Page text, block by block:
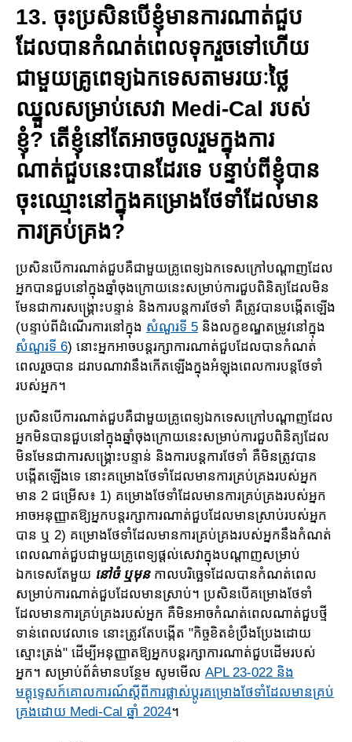
13. ចុះប្រសិនបើខ្ញុំមានការណាត់ជួប
ដែលបានកំណត់ពេលទុក​រួច​ទៅ​ហើយ​
ជាមួយគ្រូពេទ្យឯកទេសតាមរយៈថ្លៃ
ឈ្នួលសម្រាប់សេវា Medi-Cal របស់
ខ្ញុំ? តើខ្ញុំនៅតែអាចចូលរួមក្នុងការ
ណាត់ជួបនេះបានដែរទេ បន្ទាប់​​ពី​ខ្ញុំ​បាន
ចុះឈ្មោះនៅក្នុងគម្រោង​ថែទាំដែលមាន
ការ​គ្រប់គ្រង?
ប្រសិនបើការណាត់ជួបគឺ​ជាមួយគ្រូពេទ្យឯកទេសក្រៅបណ្តាញដែល
អ្នកបានជួបនៅក្នុង​ឆ្នាំចុង​ក្រោយ​នេះ​សម្រាប់ការជួបពិនិត្យ​ដែល​មិន​
មែន​ជាការសង្គ្រោះបន្ទាន់ និងការបន្ត​ការថែទាំ គឺ​ត្រូវបានបង្កើតឡើង
(បន្ទាប់​ពីដំណើរការនៅក្នុង សំណួរទី​ 5 និងលក្ខខណ្ឌតម្រូវនៅក្នុង
សំណួរទី​ 6) នោះ​អ្នកអាចបន្តរក្សា​ការ​ណាត់​ជួបដែលបានកំណត់
ពេលរួចបាន ដរាបណា​វានឹងកើត​ឡើង​ក្នុងអំឡុងពេលការបន្តថែទាំ
របស់អ្នក។
ប្រសិនបើការណាត់ជួបគឺជាមួយគ្រូពេទ្យឯកទេសក្រៅបណ្តាញដែល
អ្នកមិនបានជួបនៅក្នុងឆ្នាំចុង​ក្រោយ​នេះសម្រាប់ការជួបពិនិត្យ​ដែល​
មិន​មែន​ជាការសង្គ្រោះបន្ទាន់ និងការបន្តការ​ថែទាំ គឺ​មិនត្រូវ​បាន​
បង្កើត​ឡើងទេ នោះ​គម្រោងថែទាំដែលមានការ​គ្រប់​គ្រង​របស់អ្នក
មាន 2 ជម្រើស៖ 1) គម្រោង​ថែ​ទាំ​ដែល​មាន​ការ​​គ្រប់គ្រងរបស់អ្នក
អាចអនុញ្ញាតឱ្យអ្នកបន្តរក្សាការណាត់​ជួប​ដែលមានស្រាប់របស់អ្នក
បាន ឬ 2) គម្រោង​​ថែទាំដែលមា​នការ​គ្រប់គ្រងរបស់អ្នកនឹងកំណត់
ពេលណាត់ជួបជាមួយគ្រូពេទ្យ​ផ្តល់​សេវា​ក្នុង​បណ្តាញ​សម្រាប់​
ឯកទេសតែមួយ នៅចំ ឬមុនកាលបរិច្ឆេទដែលបានកំណត់ពេល​
សម្រាប់​ការ​ណាត់​ជួប​ដែល​មានស្រាប់។ ប្រសិនបើគម្រោងថែទាំ
ដែលមានការ​គ្រប់​គ្រងរបស់អ្នក គឺ​មិនអាច​កំណត់​ពេល​ណាត់​ជួប​ថ្មី​
ទាន់ពេលវេលាទេ នោះ​ត្រូវតែបង្កើត "កិច្ច​ខិតខំប្រឹងប្រែងដោយ
ស្មោះត្រង់" ដើម្បី​អនុញ្ញាត​ឱ្យ​អ្នក​បន្ត​​រក្សាការណាត់ជួបដើមរបស់
អ្នក។ សម្រាប់ព័ត៌មានបន្ថែម សូមមើល APL 23-022 ​និង
មគ្គុទ្ទេសក៍​គោលការណ៍​ស្ដីពីការផ្លាស់ប្តូរគម្រោងថែទាំដែល​មាន​គ្រប់
គ្រងដោយ Medi-Cal ឆ្នាំ 2024។